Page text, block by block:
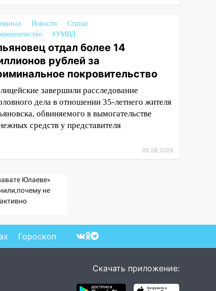
Новости
Статьи
#УМВД
отдал более 14
рублей за
покровительство
завершили расследование
дела в отношении 35-летнего жителя
обвиняемого в вымогательстве
средств у представителя
05.08.2026
Юлаеве»
не
Гороскоп
Скачать приложение: